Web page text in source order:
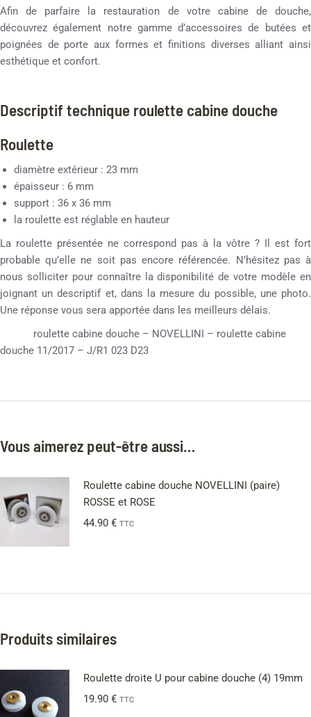
Afin de parfaire la restauration de votre cabine de douche,
découvrez également notre gamme d’accessoires de butées et
poignées de porte aux formes et finitions diverses alliant ainsi
esthétique et confort.
Descriptif technique roulette cabine douche
Roulette
diamètre extérieur : 23 mm
épaisseur : 6 mm
support : 36 x 36 mm
la roulette est réglable en hauteur
La roulette présentée ne correspond pas à la vôtre ? Il est fort
probable qu’elle ne soit pas encore référencée. N’hésitez pas à
nous solliciter pour connaître la disponibilité de votre modèle en
joignant un descriptif et, dans la mesure du possible, une photo.
Une réponse vous sera apportée dans les meilleurs délais.
roulette cabine douche – NOVELLINI – roulette cabine
douche 11/2017 – J/R1 023 D23
Vous aimerez peut-être aussi…
Roulette cabine douche NOVELLINI (paire)
ROSSE et ROSE
44.90 € TTC
Produits similaires
Roulette droite U pour cabine douche (4) 19mm
19.90 € TTC